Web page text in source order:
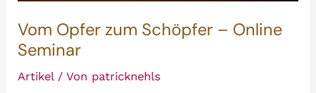
Vom Opfer zum Schöpfer – Online
Seminar
Artikel / Von patricknehls